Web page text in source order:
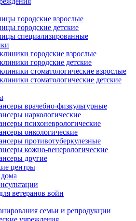
городские взрослые
городские детские
специализированные
городские взрослые
городские детские
стоматологические взрослые
стоматологические детские
врачебно-физкультурные
наркологические
психоневрологические
онкологические
противотуберкулезные
кожно-венерологические
другие
центры
ветеранов войн
семьи и репродукции
учреждения